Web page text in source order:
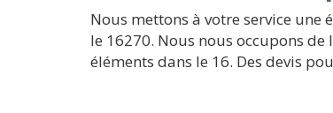
Nous mettons à votre service
le 16270. Nous nous occupons
éléments dans le 16. Des devis